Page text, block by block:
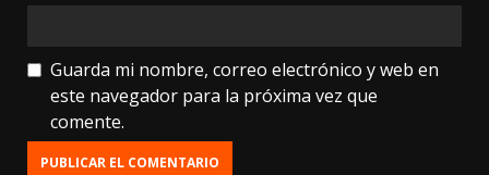
Guarda mi nombre, correo electrónico y web en
este navegador para la próxima vez que
comente.